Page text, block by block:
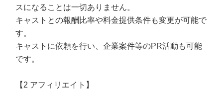
スになることは一切ありません。
キャストとの報酬比率や料金提供条件も変更が可能で
す。
キャストに依頼を行い、企業案件等のPR活動も可能
です。
【2 アフィリエイト】